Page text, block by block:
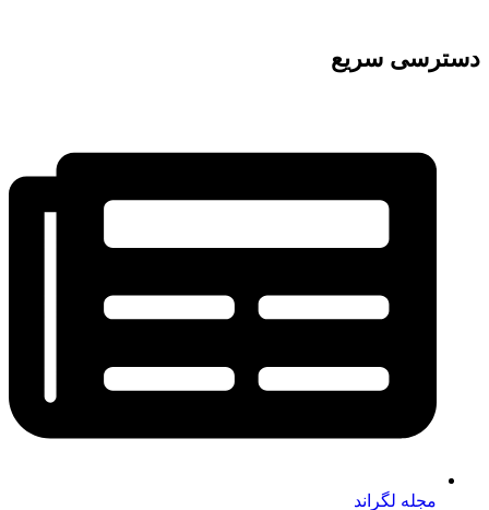
دسترسی سریع
مجله لگراند